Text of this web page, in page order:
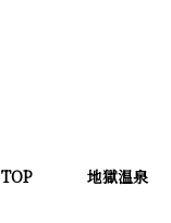
TOP 地獄温泉